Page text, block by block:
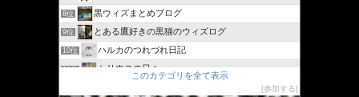
8位 黒ウィズまとめブログ
9位 とある鷹好きの黒猫のウィズログ
10位 ハルカのつれづれ日記
11位 シリウスの日々
このカテゴリを全て表示
参加する